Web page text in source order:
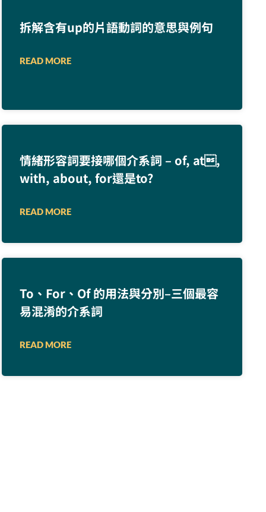
拆解含有up的片語動詞的意思與例句
READ MORE
情緒形容詞要接哪個介系詞 – of, at,
with, about, for還是to?
READ MORE
To、For、Of 的用法與分別–三個最容
易混淆的介系詞
READ MORE